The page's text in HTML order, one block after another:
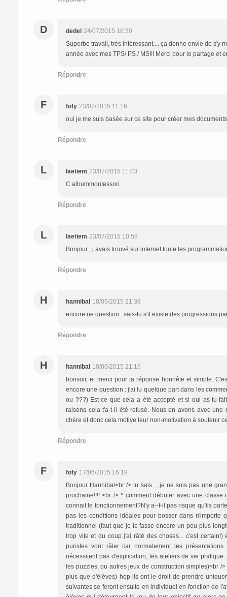
D dedel 24/07/2015 16:30
Superbe travail, très intéressant.... ça donne envie de s'y
année avec mes TPS/ PS / MS!!! Merci pour le partage et
Répondre
F fofy 23/07/2015 11:16
oui je me suis basée sur ce site pour créer mes
Répondre
L laetiem 23/07/2015 11:03
C albummontessori
Répondre
L laetiem 23/07/2015 10:59
Bonjour , j avais trouvé sur internet toute les
Répondre
H hannibal 18/06/2015 21:38
encore ne question : sais-tu s'il existe des progressions
Répondre
H hannibal 18/06/2015 21:16
bonsoir, et merci pour ta réponse honnête et simple.
encore une question : j'ai lu quelque part dans les
ou ???) Est-ce que cela a été accepté et si oui as-tu
raisons cela t'a-t-il été refusé. Nous en avons avec
chère et donc cela motive leur non-motivation à soutenir
Répondre
F fofy 17/06/2015 16:19
Bonjour Hannibal<br /> tu sais , je ne suis pas une
prochaine!!!! <br /> * comment débuter avec une
connait le fonctionnement?N'y a--t-il pas risque qu'ils
pas les conditions idéales pour bosser dans n'importe
traditionnel (faut que je le fasse encore un peu plus
trop vite et du coup j'ai râté des choses... c'est
puristes vont râler car normalement les
nécessitent pas d'explication, les ateliers de vie
les puzzles, ou autres jeux de construction simples)<br
plus que d'élèves) hop ils ont le droit de prendre
suivantes se feront ensuite en individuel en fonction de